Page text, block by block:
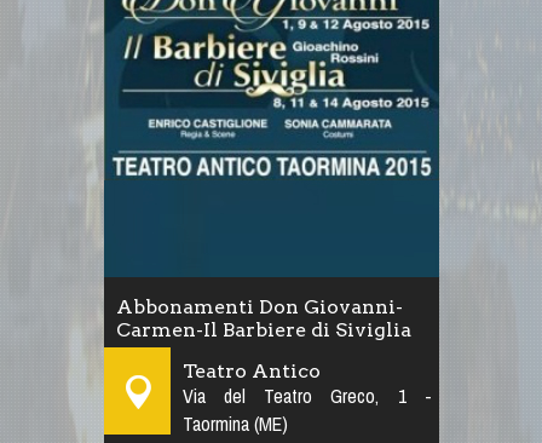
Abbonamenti Don Giovanni-
Carmen-Il Barbiere di Siviglia
Teatro Antico
Via del Teatro Greco, 1 -
Taormina (ME)